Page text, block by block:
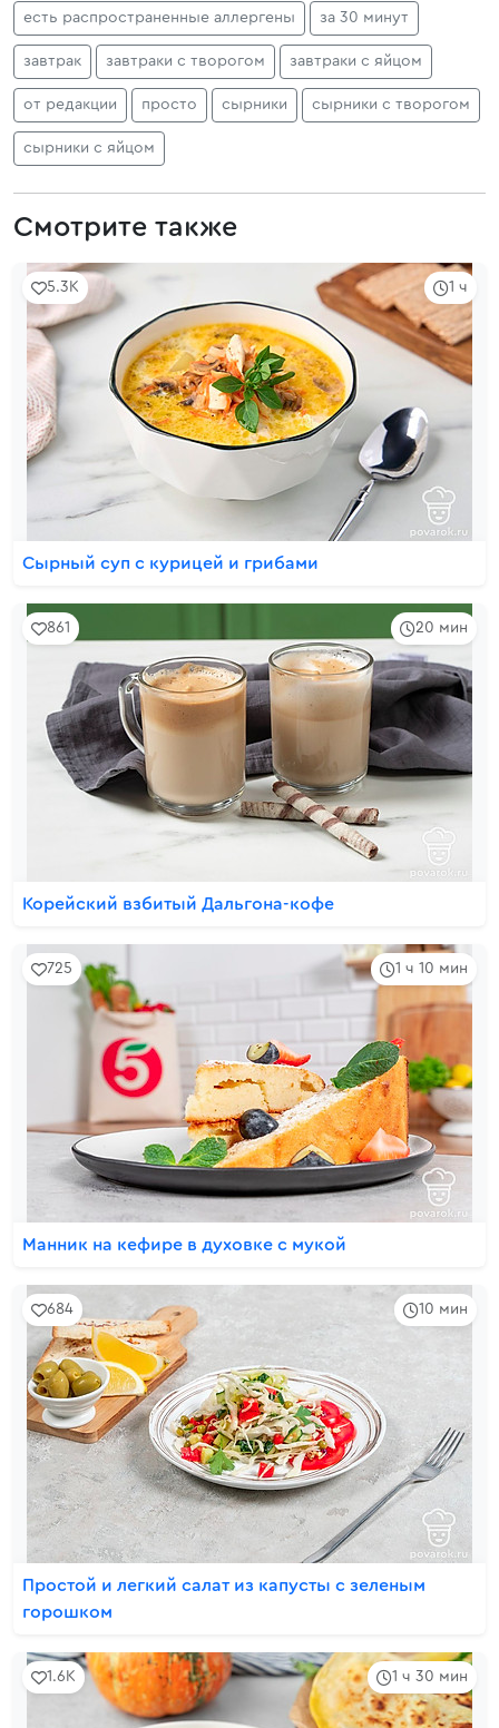
есть распространенные аллергены за 30 минут
завтрак завтраки с творогом завтраки с яйцом
от редакции просто сырники сырники с творогом
сырники с яйцом
Смотрите также
1 ч
5.3K
Сырный суп с курицей и грибами
20 мин
861
Корейский взбитый Дальгона-кофе
1 ч 10 мин
725
Манник на кефире в духовке с мукой
10 мин
684
Простой и легкий салат из капусты с зеленым
горошком
1 ч 30 мин
1.6K